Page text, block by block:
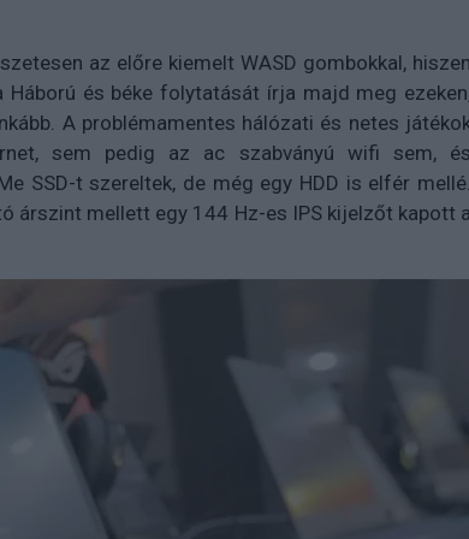
az előre kiemelt WASD gombokkal, hiszen
és béke folytatását írja majd meg
A problémamentes hálózati és netes
sem pedig az ac szabványú wifi sem, és
SSD-t szereltek, de még egy HDD is elfér mellé.
árszint mellett egy 144 Hz-es IPS kijelzőt kapott a